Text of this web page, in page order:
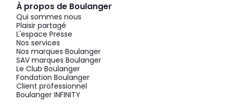
À propos de Boulanger
Qui sommes nous
Plaisir partagé
L'espace Presse
Nos services
Nos marques Boulanger
SAV marques Boulanger
Le Club Boulanger
Fondation Boulanger
Client professionnel
Boulanger INFINITY